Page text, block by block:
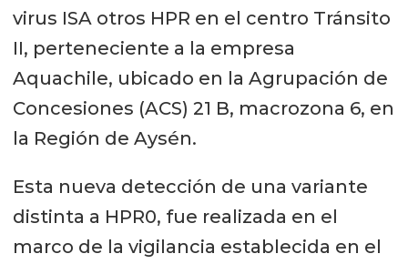
virus ISA otros HPR en el centro Tránsito
II, perteneciente a la empresa
Aquachile, ubicado en la Agrupación de
Concesiones (ACS) 21 B, macrozona 6, en
la Región de Aysén.
Esta nueva detección de una variante
distinta a HPR0, fue realizada en el
marco de la vigilancia establecida en el